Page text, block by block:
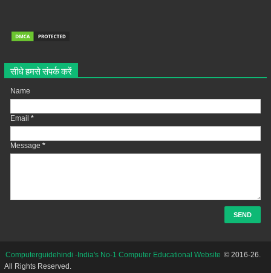
सीधे हमसे संपर्क करें
Name
Email *
Message *
Computerguidehindi -India's No-1 Computer Educational Website © 2016-26.
All Rights Reserved.